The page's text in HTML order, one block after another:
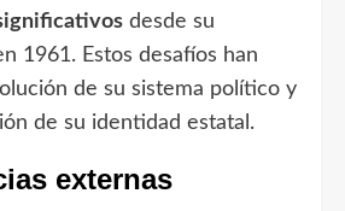
desde su
1961. Estos desafíos han
de su sistema político y
de su identidad estatal.
externas